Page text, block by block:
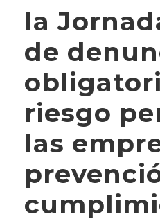
la
de
riesgo
las